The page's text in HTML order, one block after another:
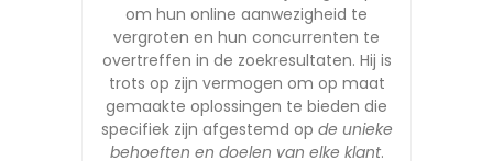
om hun online aanwezigheid te
vergroten en hun concurrenten te
overtreffen in de zoekresultaten. Hij is
trots op zijn vermogen om op maat
gemaakte oplossingen te bieden die
specifiek zijn afgestemd op de unieke
behoeften en doelen van elke klant.